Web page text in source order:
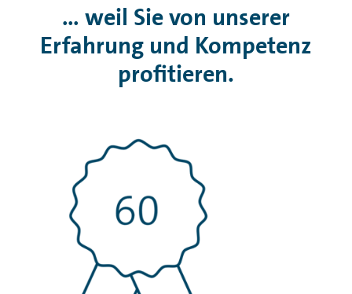
... weil Sie von unserer
Erfahrung und Kompetenz
profitieren.